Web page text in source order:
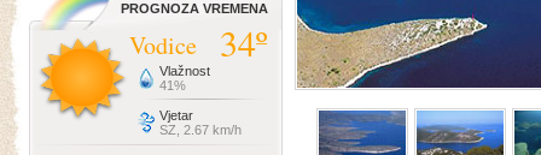
PROGNOZA VREMENA
34º
Vodice
Vlažnost
41%
Vjetar
SZ, 2.67 km/h